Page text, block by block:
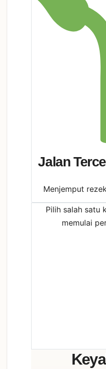
Jalan
Menjemput
Pilih salah satu
memulai